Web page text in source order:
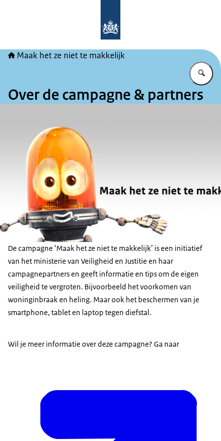
Maak het ze niet te makkelijk
Over de campagne & partners
De campagne ‘Maak het ze niet te makkelijk’ is een initiatief
van het ministerie van Veiligheid en Justitie en haar
campagnepartners en geeft informatie en tips om de eigen
veiligheid te vergroten. Bijvoorbeeld het voorkomen van
woninginbraak en heling. Maar ook het beschermen van je
smartphone, tablet en laptop tegen diefstal.
Wil je meer informatie over deze campagne? Ga naar